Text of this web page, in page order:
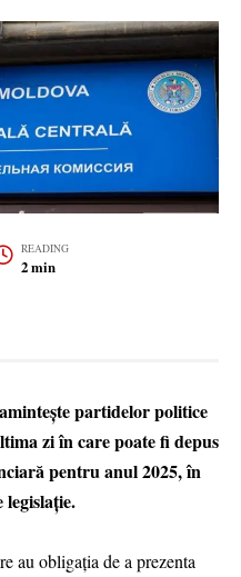
READING
2 min
partidelor politice
zi în care poate fi depus
pentru anul 2025, în
au obligația de a prezenta